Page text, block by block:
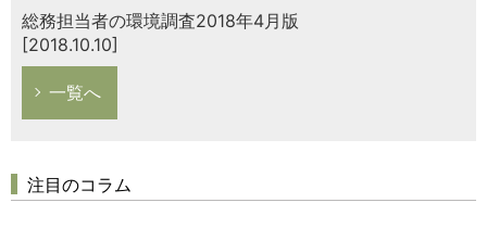
総務担当者の環境調査2018年4月版
[2018.10.10]
一覧へ
注目のコラム